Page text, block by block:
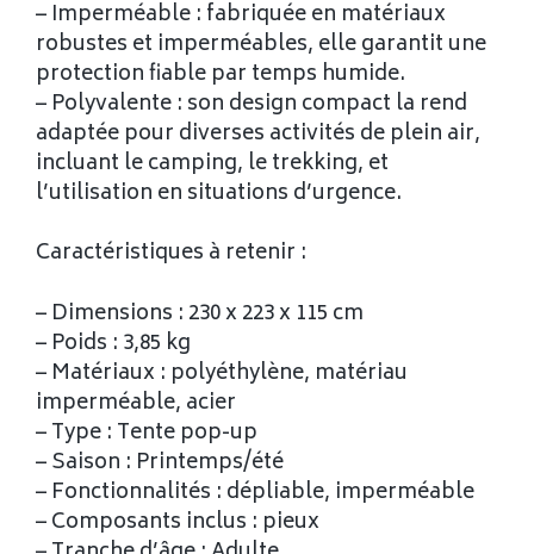
– Imperméable : fabriquée en matériaux
robustes et imperméables, elle garantit une
protection fiable par temps humide.
– Polyvalente : son design compact la rend
adaptée pour diverses activités de plein air,
incluant le camping, le trekking, et
l’utilisation en situations d’urgence.
Caractéristiques à retenir :
– Dimensions : 230 x 223 x 115 cm
– Poids : 3,85 kg
– Matériaux : polyéthylène, matériau
imperméable, acier
– Type : Tente pop-up
– Saison : Printemps/été
– Fonctionnalités : dépliable, imperméable
– Composants inclus : pieux